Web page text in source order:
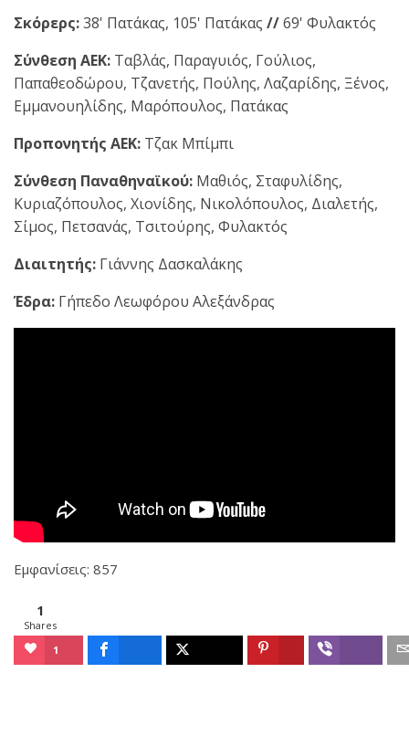
Σκόρερς:38' Πατάκας, 105' Πατάκας //69' Φυλακτός
Σύνθεση ΑΕΚ: Ταβλάς, Παραγυιός, Γούλιος,
Παπαθεοδώρου, Τζανετής, Πούλης, Λαζαρίδης, Ξένος,
Εμμανουηλίδης, Μαρόπουλος, Πατάκας
Προπονητής ΑΕΚ: Τζακ Μπίμπι
Σύνθεση Παναθηναϊκού: Μαθιός, Σταφυλίδης,
Κυριαζόπουλος, Χιονίδης, Νικολόπουλος, Διαλετής,
Σίμος, Πετσανάς, Τσιτούρης, Φυλακτός
Διαιτητής: Γιάννης Δασκαλάκης
Έδρα: Γήπεδο Λεωφόρου Αλεξάνδρας
Εμφανίσεις: 857
1
Shares
1